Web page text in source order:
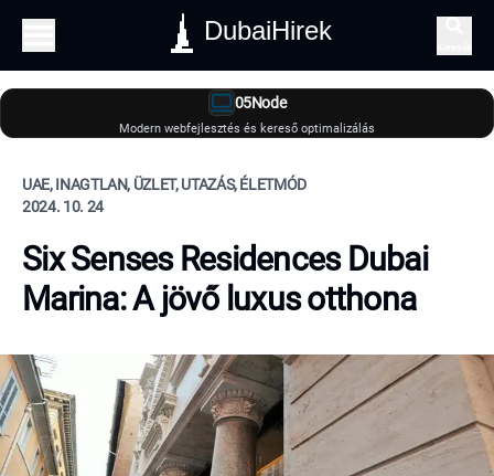
DubaiHirek
05Node
Modern webfejlesztés és kereső optimalizálás
UAE, INAGTLAN, ÜZLET, UTAZÁS, ÉLETMÓD
2024. 10. 24
Six Senses Residences Dubai
Marina: A jövő luxus otthona